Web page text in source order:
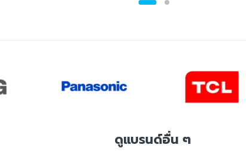
ดูแบรนด์อื่น ๆ